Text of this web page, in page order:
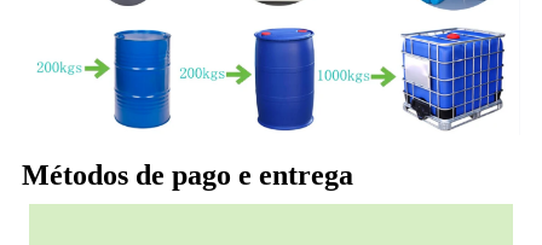
Métodos de pago e entrega